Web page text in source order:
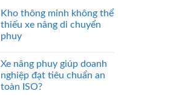
Kho thông minh không thể
thiếu xe nâng di chuyển
phuy
Xe nâng phuy giúp doanh
nghiệp đạt tiêu chuẩn an
toàn ISO?